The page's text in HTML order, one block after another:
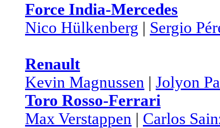
Force India-Mercedes
Nico Hülkenberg | Sergio
Renault
Kevin Magnussen | Jolyon
Toro Rosso-Ferrari
Max Verstappen | Carlos